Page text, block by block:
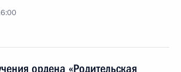
ордена «Родительская